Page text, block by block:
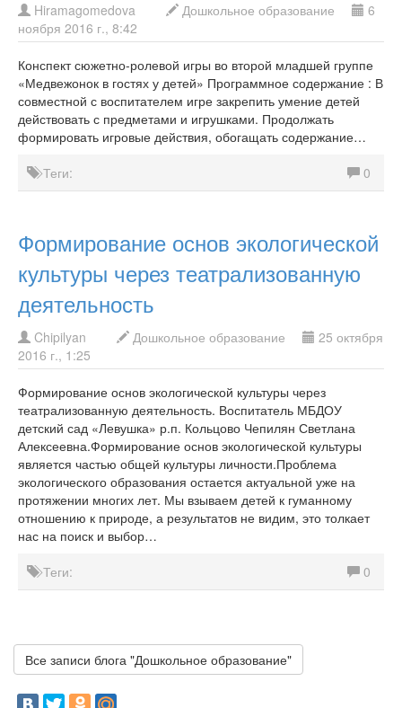
Hiramagomedova Дошкольное образование
6
ноября 2016 г., 8:42
Конспект сюжетно-ролевой игры во второй младшей группе
«Медвежонок в гостях у детей» Программное содержание : В
совместной с воспитателем игре закрепить умение детей
действовать с предметами и игрушками. Продолжать
формировать игровые действия, обогащать содержание…
Теги:
0
Формирование основ экологической
культуры через театрализованную
деятельность
Chipilyan Дошкольное образование
25 октября
2016 г., 1:25
Формирование основ экологической культуры через
театрализованную деятельность. Воспитатель МБДОУ
детский сад «Левушка» р.п. Кольцово Чепилян Светлана
Алексеевна.Формирование основ экологической культуры
является частью общей культуры личности.Проблема
экологического образования остается актуальной уже на
протяжении многих лет. Мы взываем детей к гуманному
отношению к природе, а результатов не видим, это толкает
нас на поиск и выбор…
Теги:
0
Все записи блога "Дошкольное образование"